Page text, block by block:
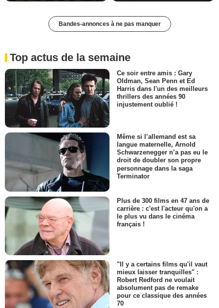
Bandes-annonces à ne pas manquer
Top actus de la semaine
Ce soir entre amis : Gary
Oldman, Sean Penn et Ed
Harris dans l'un des meilleurs
thrillers des années 90
injustement oublié !
Même si l’allemand est sa
langue maternelle, Arnold
Schwarzenegger n’a pas eu le
droit de doubler son propre
personnage dans la saga
Terminator
Plus de 300 films en 47 ans de
carrière : c'est l'acteur qu'on a
le plus vu dans le cinéma
français !
"Il y a certains films qu'il vaut
mieux laisser tranquilles" :
Robert Redford ne voulait
absolument pas de remake
pour ce classique des années
70